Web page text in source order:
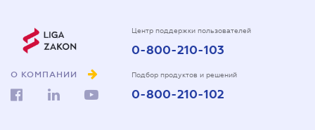
О КОМПАНИИ
Центр поддержки пользователей
0-800-210-103
Подбор продуктов и решений
0-800-210-102